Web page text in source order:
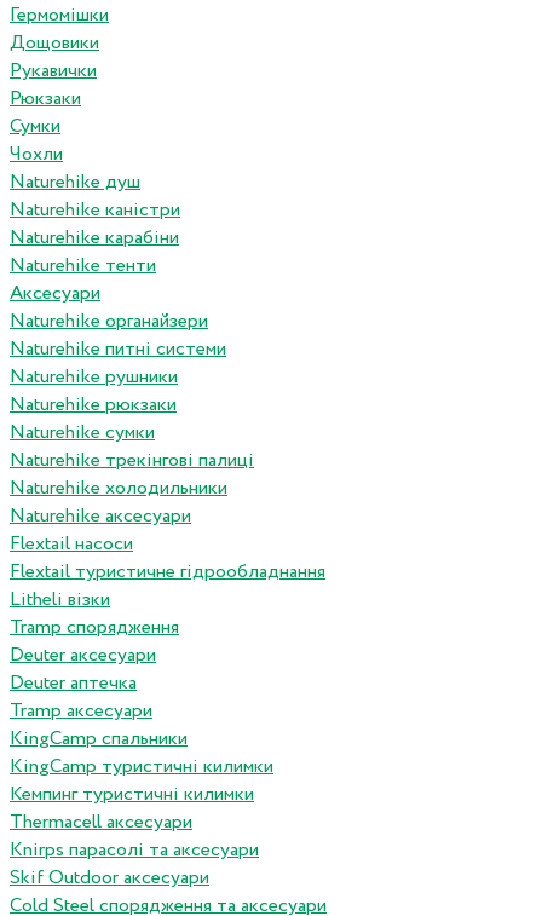
Гермомішки
Дощовики
Рукавички
Рюкзаки
Сумки
Чохли
Naturehike душ
Naturehike каністри
Naturehike карабіни
Naturehike тенти
Аксесуари
Naturehike органайзери
Naturehike питні системи
Naturehike рушники
Naturehike рюкзаки
Naturehike сумки
Naturehike трекінгові палиці
Naturehike холодильники
Naturehike аксесуари
Flextail насоси
Flextail туристичне гідрообладнання
Litheli візки
Tramp спорядження
Deuter аксесуари
Deuter аптечка
Tramp аксесуари
KingCamp спальники
KingCamp туристичні килимки
Кемпинг туристичні килимки
Thermacell аксесуари
Knirps парасолі та аксесуари
Skif Outdoor аксесуари
Cold Steel спорядження та аксесуари